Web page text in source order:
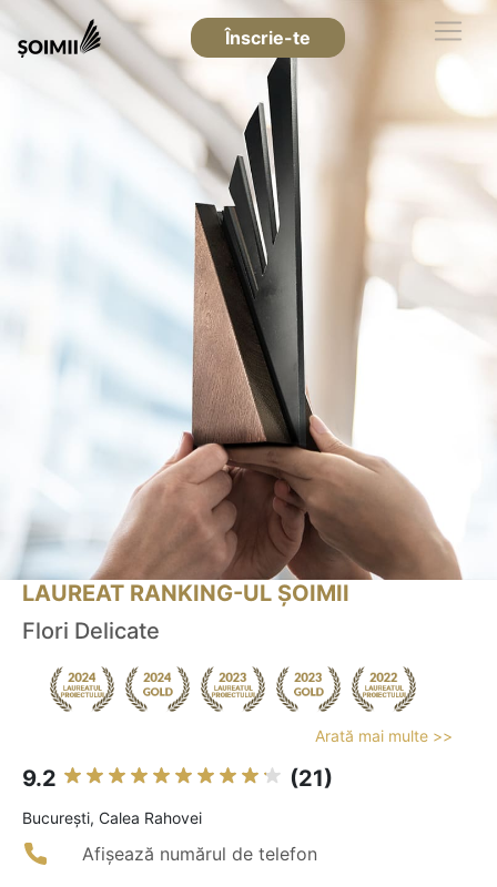
Înscrie-te
LAUREAT RANKING-UL ȘOIMII
Flori Delicate
Arată mai multe >>
9.2 (21)
Bucureşti, Calea Rahovei
Afișează numărul de telefon